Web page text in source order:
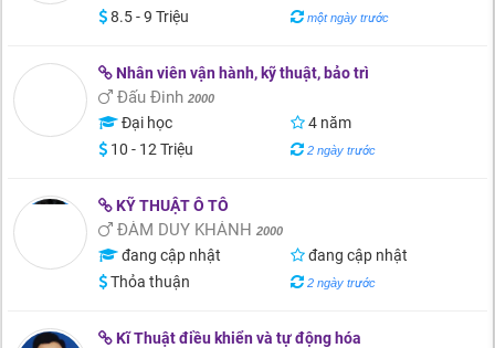
8.5 - 9 Triệu
một ngày trước
Nhân viên vận hành, kỹ thuật, bảo trì
Đấu Đinh 2000
Đại học
4 năm
10 - 12 Triệu
2 ngày trước
KỸ THUẬT Ô TÔ
ĐÀM DUY KHÁNH 2000
đang cập nhật
đang cập nhật
Thỏa thuận
2 ngày trước
Kĩ Thuật điều khiển và tự động hóa